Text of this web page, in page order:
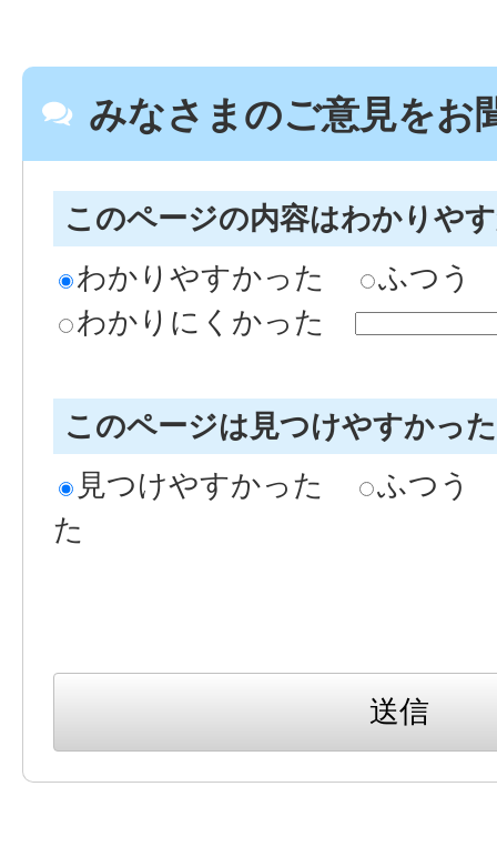
みなさまのご意見をお
このページの内容はわかりや
わかりやすかった
ふつう
わかりにくかった
このページは見つけやすかっ
見つけやすかった
ふつう
た